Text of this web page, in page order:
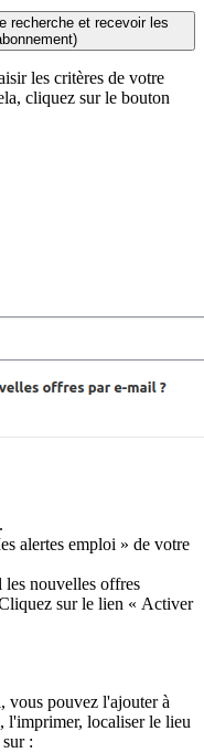
recherche et recevoir les
les critères de votre
cliquez sur le bouton
alertes emploi » de votre
les nouvelles offres
sur le lien « Activer
vous pouvez l'ajouter à
l'imprimer, localiser le lieu
: